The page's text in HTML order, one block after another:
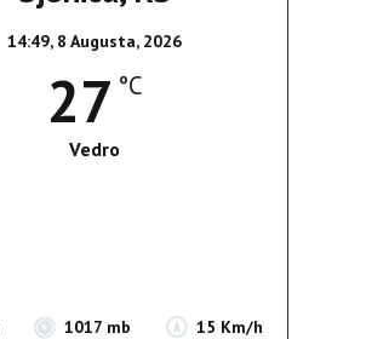
14:49, 8 Augusta, 2026
27 °C
Vedro
1017 mb 15 Km/h